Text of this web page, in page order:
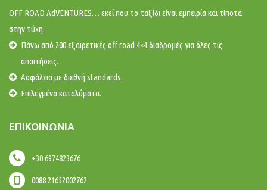
OFF ROAD AdVENTURES… εκεί που το ταξίδι είναι εμπειρία και τίποτα
στην τύχη.
Πάνω από 200 εξαιρετικές off road 4×4 διαδρομές για όλες τις
απαιτήσεις.
Ασφάλεια με διεθνή standards.
Επιλεγμένα καταλύματα.
ΕΠΙΚΟΙΝΩΝΊΑ
+30 6974823676
0088 21652002762